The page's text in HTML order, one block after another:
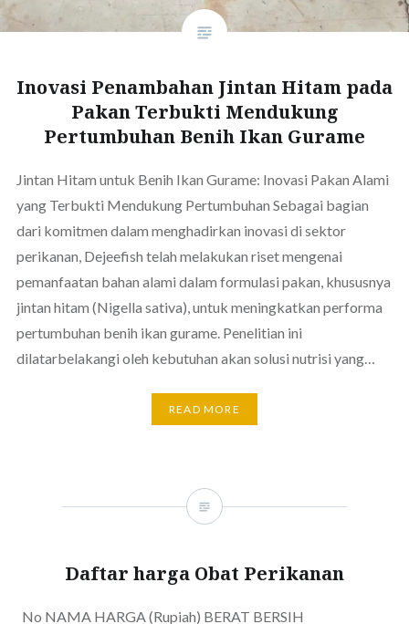
Inovasi Penambahan Jintan Hitam pada
Pakan Terbukti Mendukung
Pertumbuhan Benih Ikan Gurame
Jintan Hitam untuk Benih Ikan Gurame: Inovasi Pakan Alami
yang Terbukti Mendukung Pertumbuhan Sebagai bagian
dari komitmen dalam menghadirkan inovasi di sektor
perikanan, Dejeefish telah melakukan riset mengenai
pemanfaatan bahan alami dalam formulasi pakan, khususnya
jintan hitam (Nigella sativa), untuk meningkatkan performa
pertumbuhan benih ikan gurame. Penelitian ini
dilatarbelakangi oleh kebutuhan akan solusi nutrisi yang…
READ MORE
Daftar harga Obat Perikanan
No NAMA HARGA (Rupiah) BERAT BERSIH